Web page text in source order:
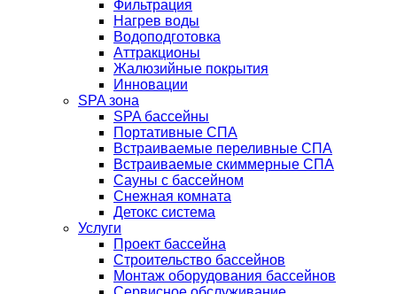
Фильтрация
Нагрев воды
Водоподготовка
Аттракционы
Жалюзийные покрытия
Инновации
SPA зона
SPA бассейны
Портативные СПА
Встраиваемые переливные СПА
Встраиваемые скиммерные СПА
Сауны с бассейном
Снежная комната
Детокс система
Услуги
Проект бассейна
Строительство бассейнов
Монтаж оборудования бассейнов